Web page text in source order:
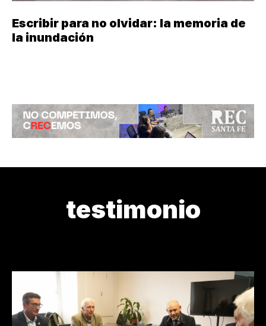
Escribir para no olvidar: la memoria de
la inundación
testimonio